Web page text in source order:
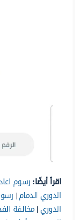
اقرأ أيضًا:رسوم
الدوري الدمام|
الدوري|مخالفة